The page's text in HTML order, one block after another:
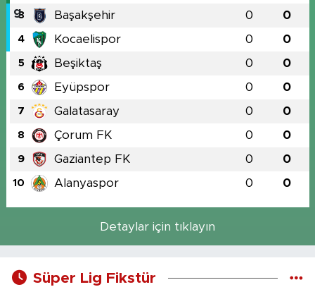
3 Başakşehir 0 0
4 Kocaelispor 0 0
5 Beşiktaş 0 0
6 Eyüpspor 0 0
7 Galatasaray 0 0
8 Çorum FK 0 0
9 Gaziantep FK 0 0
10 Alanyaspor 0 0
Detaylar için tıklayın
Süper Lig Fikstür